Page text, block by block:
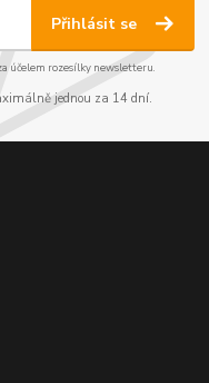
Přihlásit se
účelem rozesílky newsletteru.
jednou za 14 dní.